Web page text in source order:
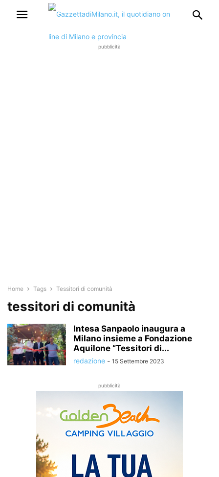
pubblicità
Home Tags Tessitori di comunità
tessitori di comunità
Intesa Sanpaolo inaugura a
Milano insieme a Fondazione
Aquilone “Tessitori di...
redazione - 15 Settembre 2023
pubblicità